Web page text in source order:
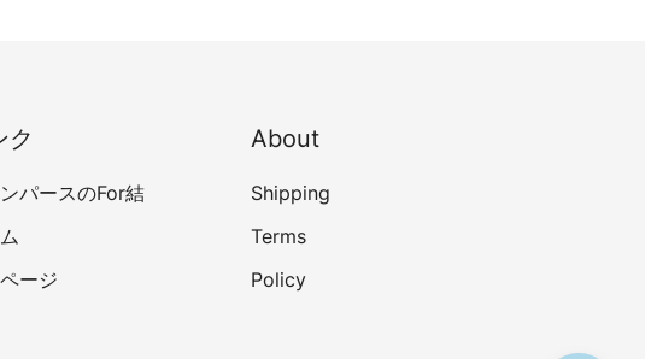
ク
パースのFor結
ージ
About
Shipping
Terms
Policy